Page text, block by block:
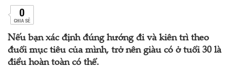
0
CHIA SẺ
Nếu bạn xác định đúng hướng đi và kiên trì theo
đuổi mục tiêu của mình, trở nên giàu có ở tuổi 30 là
điều hoàn toàn có thể.